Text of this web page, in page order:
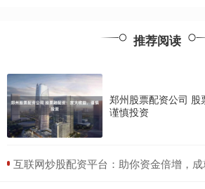
推荐阅读
郑州股票配资公司 股
谨慎投资
互联网炒股配资平台：助你资金倍增，